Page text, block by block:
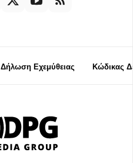
Δήλωση Εχεμύθειας Κώδικας